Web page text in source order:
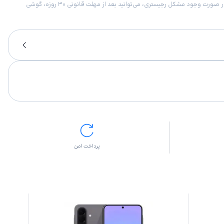
امکان برگشت کالا در گروه موبایل با دلیل “انصراف از خرید“ تنها در صورتی مورد قبول است که پلمب کالا باز نشده باشد. تمام گوشی‌های جی‌اس‌ام ضمانت رجیستری دارند. در صورت وجود مشکل رجیستری، می‌توانید بعد از مهلت قانونی ۳۰ روزه، گوشی
پرداخت امن